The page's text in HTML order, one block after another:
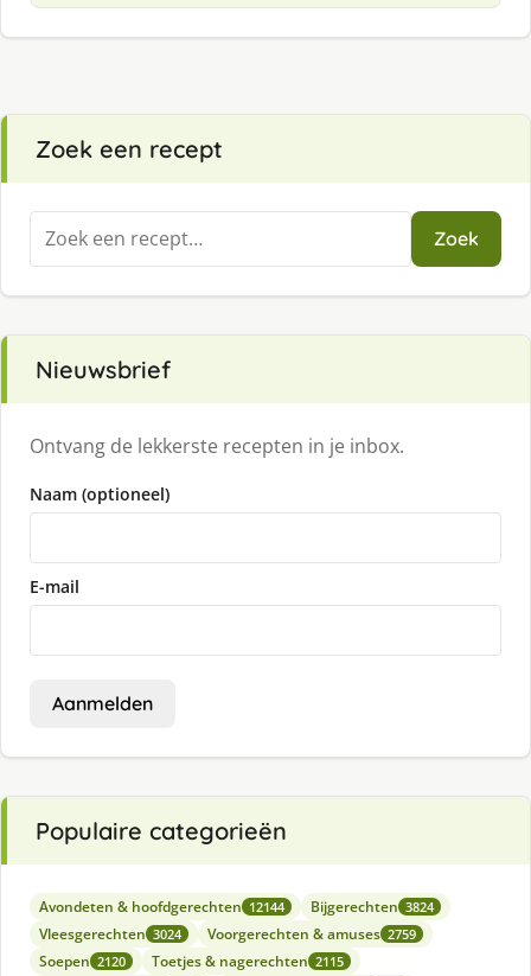
Zoek een recept
Zoeken
naar:
Zoek
Nieuwsbrief
Ontvang de lekkerste recepten in je inbox.
Naam (optioneel)
E-mail
Aanmelden
Populaire categorieën
Avondeten & hoofdgerechten 12144 Bijgerechten 3824
Vleesgerechten 3024 Voorgerechten & amuses 2759
Soepen 2120 Toetjes & nagerechten 2115